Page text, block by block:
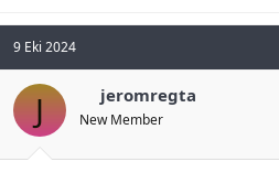
9 Eki 2024
J jeromregta
New Member